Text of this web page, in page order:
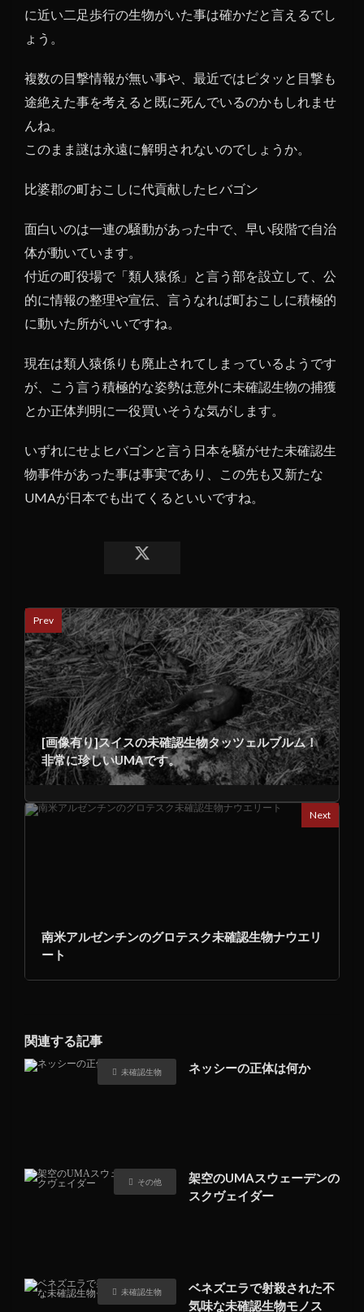
に近い二足歩行の生物がいた事は確かだと言えるでし
ょう。
複数の目撃情報が無い事や、最近ではピタッと目撃も
途絶えた事を考えると既に死んでいるのかもしれませ
んね。
このまま謎は永遠に解明されないのでしょうか。
比婆郡の町おこしに代貢献したヒバゴン
面白いのは一連の騒動があった中で、早い段階で自治
体が動いています。
付近の町役場で「類人猿係」と言う部を設立して、公
的に情報の整理や宣伝、言うなれば町おこしに積極的
に動いた所がいいですね。
現在は類人猿係りも廃止されてしまっているようです
が、こう言う積極的な姿勢は意外に未確認生物の捕獲
とか正体判明に一役買いそうな気がします。
いずれにせよヒバゴンと言う日本を騒がせた未確認生
物事件があった事は事実であり、この先も又新たな
UMAが日本でも出てくるといいですね。
Prev
[画像有り]スイスの未確認生物タッツェルブルム！
非常に珍しいUMAです。
Next
南米アルゼンチンのグロテスク未確認生物ナウエリ
ート
関連する記事
未確認生物 ネッシーの正体は何か
その他
架空のUMAスウェーデンの
スクヴェイダー
未確認生物
ベネズエラで射殺された不
気味な未確認生物モノス